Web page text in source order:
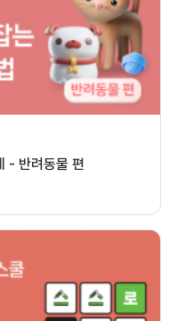
- 반려동물 편